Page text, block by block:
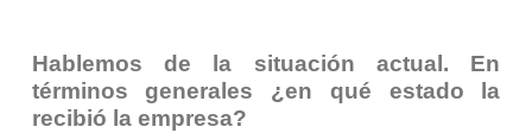
Hablemos de la situación actual. En
términos generales ¿en qué estado la
recibió la empresa?